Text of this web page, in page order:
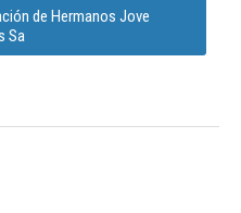
de Hermanos Jove
Sa